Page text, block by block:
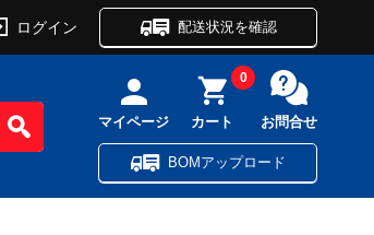
ログイン 配送状況を確認
マイページ カート
0
お問合せ
BOMアップロード